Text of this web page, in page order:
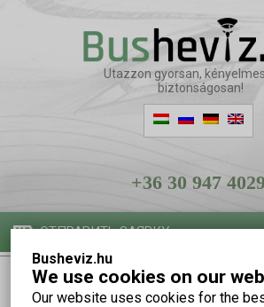
Busheviz.hu
We use cookies on our
Our website uses cookies for the
Utazzon gyorsan,
biztonságosan!
+36 30 947 4029
ОТПРАВИТЬ ЗАЯВКУ
Отправить заявку